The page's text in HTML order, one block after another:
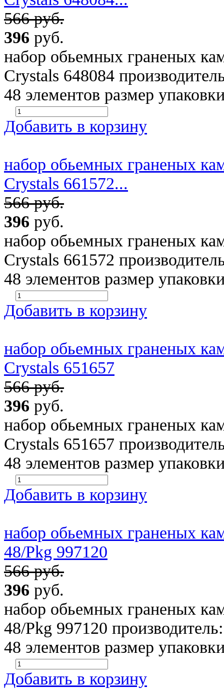
566 руб.
396 руб.
набор обьемных граненых
Crystals 648084
48 элементов размер
Добавить в корзину
набор обьемных граненых
Crystals 661572...
566 руб.
396 руб.
набор обьемных граненых
Crystals 661572
48 элементов размер
Добавить в корзину
набор обьемных граненых
Crystals 651657
566 руб.
396 руб.
набор обьемных граненых
Crystals 651657
48 элементов размер
Добавить в корзину
набор обьемных граненых
48/Pkg 997120
566 руб.
396 руб.
набор обьемных граненых
48/Pkg 997120
48 элементов размер
Добавить в корзину